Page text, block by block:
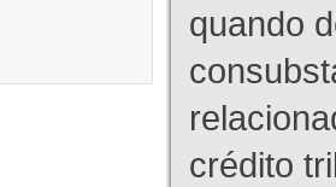
quando
crédito